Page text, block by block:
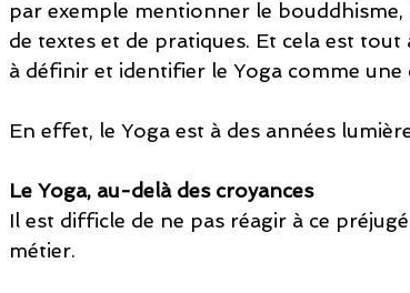
par exemple mentionner le
de textes et de pratiques. Et cela est
à définir et identifier le Yoga comme une
En effet, le Yoga est à des années
Le Yoga, au-delà des croyances
Il est difficle de ne pas réagir à ce
métier.